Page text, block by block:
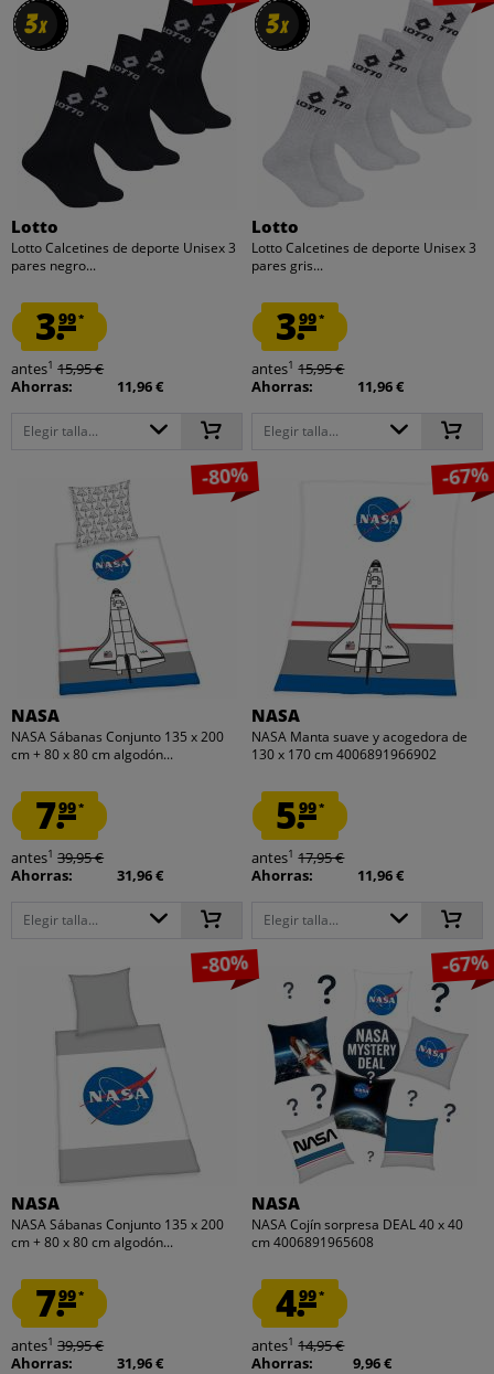
3x
3x
Lotto
Lotto Calcetines de deporte Unisex 3
pares negro...
3.99*
antes1 15,95 €
Ahorras:
11,96 €
Elegir talla...
3x
3x
Lotto
Lotto Calcetines de deporte Unisex 3
pares gris...
3.99*
antes1 15,95 €
Ahorras:
11,96 €
Elegir talla...
-80%
NASA
NASA Sábanas Conjunto 135 x 200
cm + 80 x 80 cm algodón...
7.99*
antes1 39,95 €
Ahorras:
31,96 €
Elegir talla...
-67%
NASA
NASA Manta suave y acogedora de
130 x 170 cm 4006891966902
5.99*
antes1 17,95 €
Ahorras:
11,96 €
Elegir talla...
-80%
NASA
NASA Sábanas Conjunto 135 x 200
cm + 80 x 80 cm algodón...
7.99*
antes1 39,95 €
Ahorras:
31,96 €
-67%
NASA
NASA Cojín sorpresa DEAL 40 x 40
cm 4006891965608
4.99*
antes1 14,95 €
Ahorras:
9,96 €